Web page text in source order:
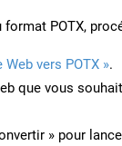
POTX,
Web vers POTX ».
que vous
» pour